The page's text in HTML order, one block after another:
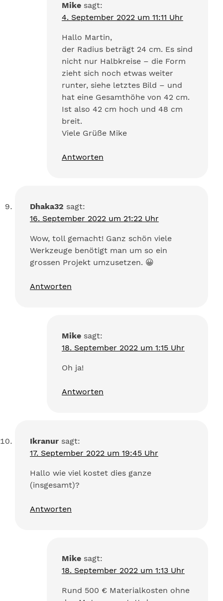
Mike sagt:
4. September 2022 um 11:11 Uhr
Hallo Martin,
der Radius beträgt 24 cm. Es sind
nicht nur Halbkreise – die Form
zieht sich noch etwas weiter
runter, siehe letztes Bild – und
hat eine Gesamthöhe von 42 cm.
Ist also 42 cm hoch und 48 cm
breit.
Viele Grüße Mike
Antworten
Dhaka32 sagt:
16. September 2022 um 21:22 Uhr
Wow, toll gemacht! Ganz schön viele
Werkzeuge benötigt man um so ein
grossen Projekt umzusetzen. 😀
Antworten
Mike sagt:
18. September 2022 um 1:15 Uhr
Oh ja!
Antworten
Ikranur sagt:
17. September 2022 um 19:45 Uhr
Hallo wie viel kostet dies ganze
(insgesamt)?
Antworten
Mike sagt:
18. September 2022 um 1:13 Uhr
Rund 500 € Materialkosten ohne